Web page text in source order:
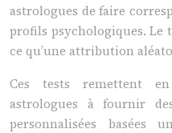
astrologues de faire
profils psychologiques. Le
ce qu’une attribution
Ces tests remettent
astrologues à fournir
personnalisées basées